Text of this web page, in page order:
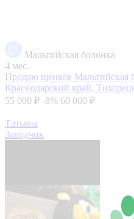
Мальтийская болонка
4 мес.
Продаю щенков Мальтийская
Краснодарский край,
55 000 ₽ -8% 60 000 ₽
Татьяна
Заводчик